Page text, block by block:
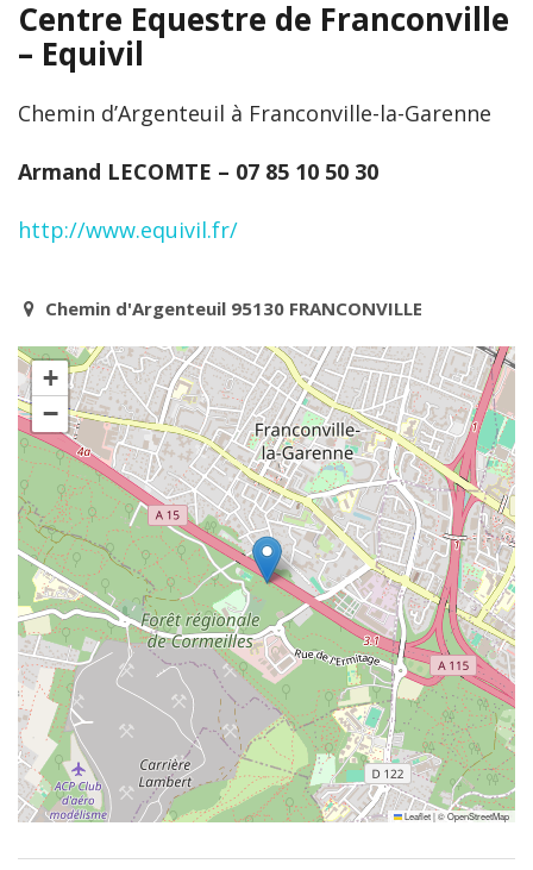
Centre Equestre de Franconville
– Equivil
Chemin d’Argenteuil à Franconville-la-Garenne
Armand LECOMTE – 07 85 10 50 30
http://www.equivil.fr/
Chemin d'Argenteuil 95130 FRANCONVILLE
+
−
Leaflet|©OpenStreetMap